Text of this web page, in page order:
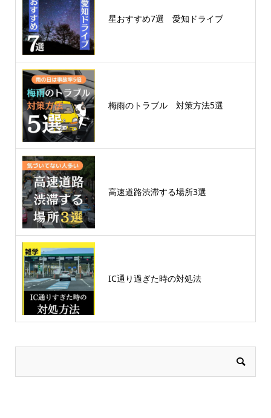
星おすすめ7選 愛知ドライブ
梅雨のトラブル 対策方法5選
高速道路渋滞する場所3選
IC通り過ぎた時の対処法